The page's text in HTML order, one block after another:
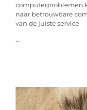
computerproblemen
naar betrouwbare
van de juiste service
...